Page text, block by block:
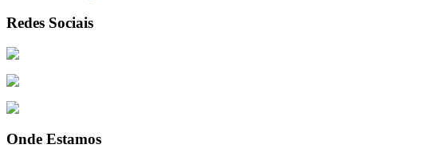
Redes Sociais
Facebook
Onde Estamos